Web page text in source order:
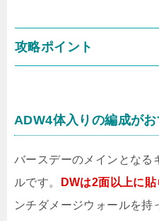
攻略ポイント
ADW4体入りの編成が
バースデーのメインとなる
ルです。
DWは2面以上に貼
ンチダメージウォールを持